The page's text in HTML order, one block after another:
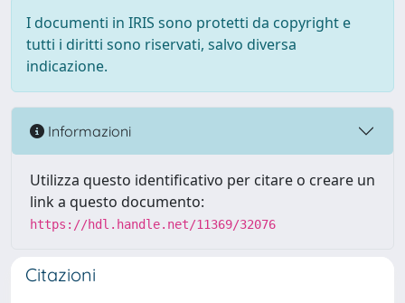
I documenti in IRIS sono protetti da copyright e
tutti i diritti sono riservati, salvo diversa
indicazione.
Informazioni
Utilizza questo identificativo per citare o creare un
link a questo documento:
https://hdl.handle.net/11369/32076
Citazioni